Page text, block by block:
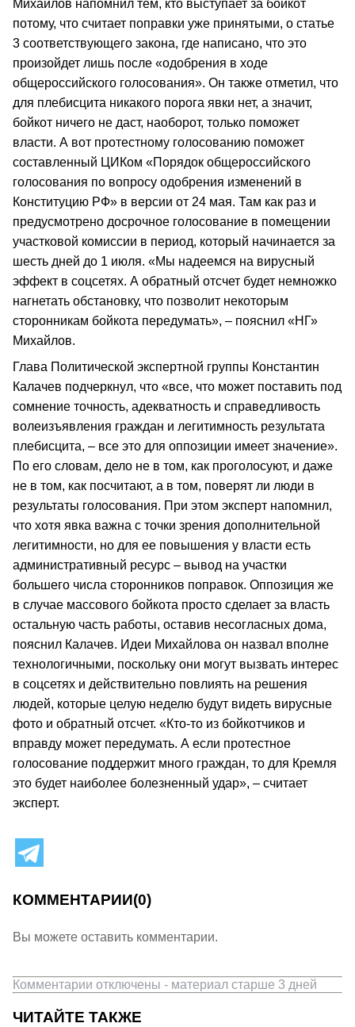
Михайлов напомнил тем, кто выступает за бойкот
потому, что считает поправки уже принятыми, о статье
3 соответствующего закона, где написано, что это
произойдет лишь после «одобрения в ходе
общероссийского голосования». Он также отметил, что
для плебисцита никакого порога явки нет, а значит,
бойкот ничего не даст, наоборот, только поможет
власти. А вот протестному голосованию поможет
составленный ЦИКом «Порядок общероссийского
голосования по вопросу одобрения изменений в
Конституцию РФ» в версии от 24 мая. Там как раз и
предусмотрено досрочное голосование в помещении
участковой комиссии в период, который начинается за
шесть дней до 1 июля. «Мы надеемся на вирусный
эффект в соцсетях. А обратный отсчет будет немножко
нагнетать обстановку, что позволит некоторым
сторонникам бойкота передумать», – пояснил «НГ»
Михайлов.
Глава Политической экспертной группы Константин
Калачев подчеркнул, что «все, что может поставить под
сомнение точность, адекватность и справедливость
волеизъявления граждан и легитимность результата
плебисцита, – все это для оппозиции имеет значение».
По его словам, дело не в том, как проголосуют, и даже
не в том, как посчитают, а в том, поверят ли люди в
результаты голосования. При этом эксперт напомнил,
что хотя явка важна с точки зрения дополнительной
легитимности, но для ее повышения у власти есть
административный ресурс – вывод на участки
большего числа сторонников поправок. Оппозиция же
в случае массового бойкота просто сделает за власть
остальную часть работы, оставив несогласных дома,
пояснил Калачев. Идеи Михайлова он назвал вполне
технологичными, поскольку они могут вызвать интерес
в соцсетях и действительно повлиять на решения
людей, которые целую неделю будут видеть вирусные
фото и обратный отсчет. «Кто-то из бойкотчиков и
вправду может передумать. А если протестное
голосование поддержит много граждан, то для Кремля
это будет наиболее болезненный удар», – считает
эксперт.
КОММЕНТАРИИ(0)
Вы можете оставить комментарии.
Комментарии отключены - материал старше 3 дней
ЧИТАЙТЕ ТАКЖЕ